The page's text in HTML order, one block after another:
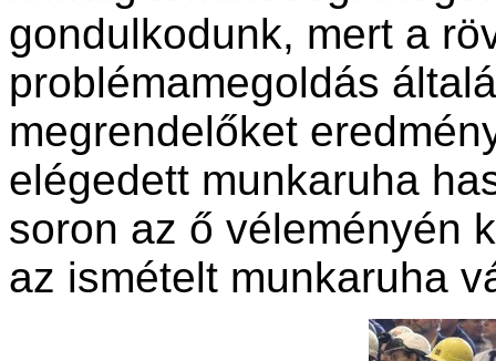
gondulkodunk, mert a
problémamegoldás
megrendelőket
elégedett munkaruha
soron az ő véleményén
az ismételt munkaruha